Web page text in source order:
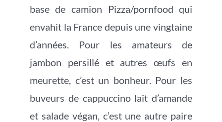
base de camion Pizza/pornfood qui
envahit la France depuis une vingtaine
d’années. Pour les amateurs de
jambon persillé et autres œufs en
meurette, c’est un bonheur. Pour les
buveurs de cappuccino lait d’amande
et salade végan, c’est une autre paire